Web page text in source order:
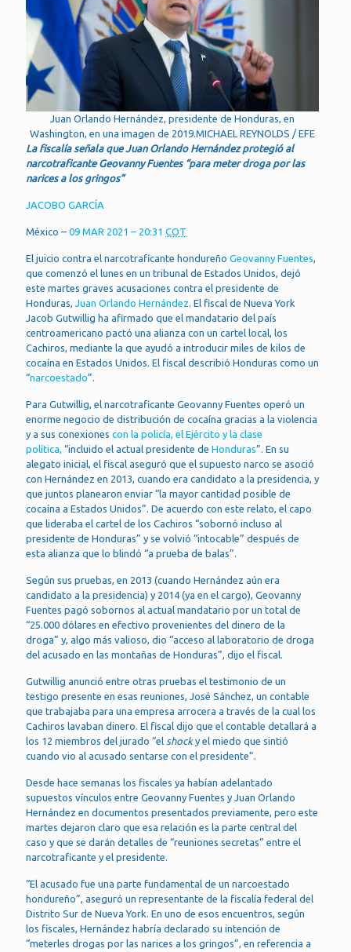
Juan Orlando Hernández, presidente de Honduras, en
Washington, en una imagen de 2019.MICHAEL REYNOLDS / EFE
La fiscalía señala que Juan Orlando Hernández protegió al
narcotraficante Geovanny Fuentes “para meter droga por las
narices a los gringos”
JACOBO GARCÍA
México – 09 MAR 2021 – 20:31 COT
El juicio contra el narcotraficante hondureño Geovanny Fuentes,
que comenzó el lunes en un tribunal de Estados Unidos, dejó
este martes graves acusaciones contra el presidente de
Honduras, Juan Orlando Hernández. El fiscal de Nueva York
Jacob Gutwillig ha afirmado que el mandatario del país
centroamericano pactó una alianza con un cartel local, los
Cachiros, mediante la que ayudó a introducir miles de kilos de
cocaína en Estados Unidos. El fiscal describió Honduras como un
“narcoestado”.
Para Gutwillig, el narcotraficante Geovanny Fuentes operó un
enorme negocio de distribución de cocaína gracias a la violencia
y a sus conexiones con la policía, el Ejército y la clase
política, “incluido el actual presidente de Honduras”. En su
alegato inicial, el fiscal aseguró que el supuesto narco se asoció
con Hernández en 2013, cuando era candidato a la presidencia, y
que juntos planearon enviar “la mayor cantidad posible de
cocaína a Estados Unidos”. De acuerdo con este relato, el capo
que lideraba el cartel de los Cachiros “sobornó incluso al
presidente de Honduras” y se volvió “intocable” después de
esta alianza que lo blindó “a prueba de balas”.
Según sus pruebas, en 2013 (cuando Hernández aún era
candidato a la presidencia) y 2014 (ya en el cargo), Geovanny
Fuentes pagó sobornos al actual mandatario por un total de
“25.000 dólares en efectivo provenientes del dinero de la
droga” y, algo más valioso, dio “acceso al laboratorio de droga
del acusado en las montañas de Honduras”, dijo el fiscal.
Gutwillig anunció entre otras pruebas el testimonio de un
testigo presente en esas reuniones, José Sánchez, un contable
que trabajaba para una empresa arrocera a través de la cual los
Cachiros lavaban dinero. El fiscal dijo que el contable detallará a
los 12 miembros del jurado “el shocky el miedo que sintió
cuando vio al acusado sentarse con el presidente”.
Desde hace semanas los fiscales ya habían adelantado
supuestos vínculos entre Geovanny Fuentes y Juan Orlando
Hernández en documentos presentados previamente, pero este
martes dejaron claro que esa relación es la parte central del
caso y que se darán detalles de “reuniones secretas” entre el
narcotraficante y el presidente.
“El acusado fue una parte fundamental de un narcoestado
hondureño”, aseguró un representante de la fiscalía federal del
Distrito Sur de Nueva York. En uno de esos encuentros, según
los fiscales, Hernández habría declarado su intención de
“meterles drogas por las narices a los gringos”, en referencia a